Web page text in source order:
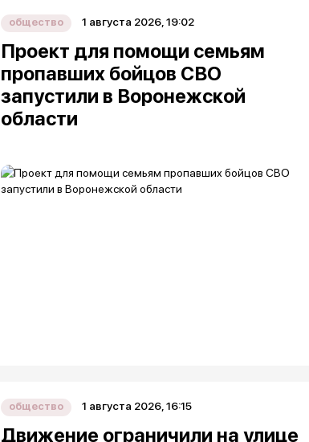
общество 1 августа 2026, 19:02
Проект для помощи семьям
пропавших бойцов СВО
запустили в Воронежской
области
общество 1 августа 2026, 16:15
Движение ограничили на улице